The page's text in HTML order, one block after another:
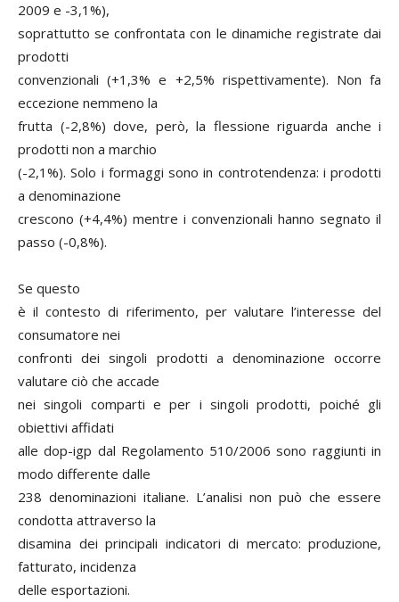
2009 e -3,1%),
soprattutto se confrontata con le dinamiche registrate dai
prodotti
convenzionali (+1,3% e +2,5% rispettivamente). Non fa
eccezione nemmeno la
frutta (-2,8%) dove, però, la flessione riguarda anche i
prodotti non a marchio
(-2,1%). Solo i formaggi sono in controtendenza: i prodotti
a denominazione
crescono (+4,4%) mentre i convenzionali hanno segnato il
passo (-0,8%).
Se questo
è il contesto di riferimento, per valutare l’interesse del
consumatore nei
confronti dei singoli prodotti a denominazione occorre
valutare ciò che accade
nei singoli comparti e per i singoli prodotti, poiché gli
obiettivi affidati
alle dop-igp dal Regolamento 510/2006 sono raggiunti in
modo differente dalle
238 denominazioni italiane. L’analisi non può che essere
condotta attraverso la
disamina dei principali indicatori di mercato: produzione,
fatturato, incidenza
delle esportazioni.